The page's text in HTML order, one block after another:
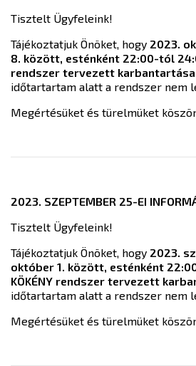
Tisztelt Ügyfeleink!
Tájékoztatjuk Önöket, hogy 2023.
8. között, esténként 22:00-tól
rendszer tervezett
időtartartam alatt a rendszer nem
Megértésüket és türelmüket
2023. SZEPTEMBER 25-EI
Tisztelt Ügyfeleink!
Tájékoztatjuk Önöket, hogy 2023.
október 1. között, esténként
KÖKÉNY rendszer tervezett
időtartartam alatt a rendszer nem
Megértésüket és türelmüket